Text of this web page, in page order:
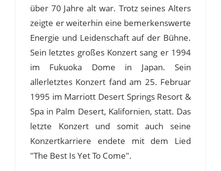
über 70 Jahre alt war. Trotz seines Alters
zeigte er weiterhin eine bemerkenswerte
Energie und Leidenschaft auf der Bühne.
Sein letztes großes Konzert sang er 1994
im Fukuoka Dome in Japan. Sein
allerletztes Konzert fand am 25. Februar
1995 im Marriott Desert Springs Resort &
Spa in Palm Desert, Kalifornien, statt. Das
letzte Konzert und somit auch seine
Konzertkarriere endete mit dem Lied
"The Best Is Yet To Come".